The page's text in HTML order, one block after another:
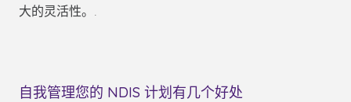
大的灵活性。.
自我管理您的 NDIS 计划有几个好处